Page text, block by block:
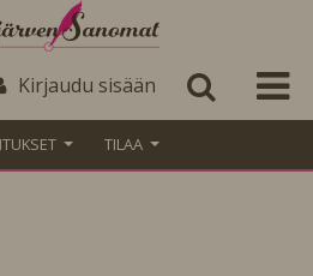
Kirjaudu sisään
TILAA